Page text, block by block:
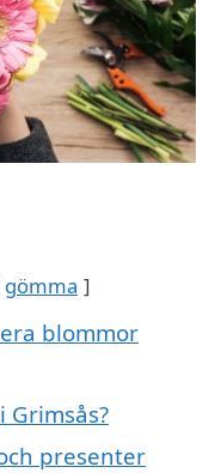
gömma
blommor
presenter